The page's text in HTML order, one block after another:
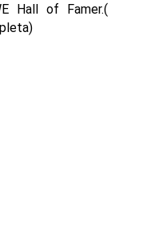
Hall of Famer.(